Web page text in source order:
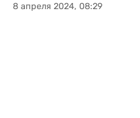
8 апреля 2024, 08:29